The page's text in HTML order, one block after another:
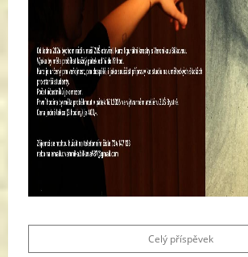
Celý příspěvek